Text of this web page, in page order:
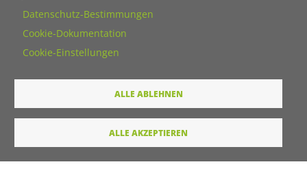
Datenschutz-Bestimmungen
Cookie-Dokumentation
Cookie-Einstellungen
ALLE ABLEHNEN
ALLE AKZEPTIEREN
Vorname